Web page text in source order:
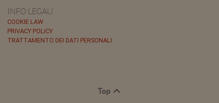
INFO LEGALI
COOKIE LAW
PRIVACY POLICY
TRATTAMENTO DEI DATI PERSONALI
Top